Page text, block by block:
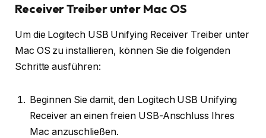
Receiver Treiber unter Mac OS
Um die Logitech USB Unifying Receiver Treiber unter
Mac OS zu installieren, können Sie die folgenden
Schritte ausführen:
Beginnen Sie damit, den Logitech USB Unifying
Receiver an einen freien USB-Anschluss Ihres
Mac anzuschließen.